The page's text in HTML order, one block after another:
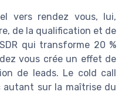
vers rendez vous, lui,
de la qualification et de
qui transforme 20 %
vous crée un effet de
de leads. Le cold call
autant sur la maîtrise du